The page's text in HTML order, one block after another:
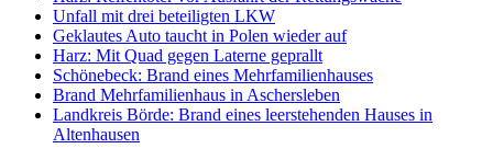
Unfall mit drei beteiligten LKW
Geklautes Auto taucht in Polen wieder auf
Harz: Mit Quad gegen Laterne geprallt
Schönebeck: Brand eines Mehrfamilienhauses
Brand Mehrfamilienhaus in Aschersleben
Landkreis Börde: Brand eines leerstehenden Hauses in
Altenhausen